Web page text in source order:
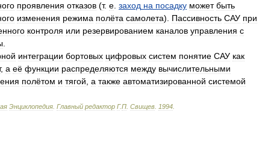
проявления отказов (т. е заход на посадку может быть
изменения режима полёта самолета). Пассивность САУ при
контроля или резервированием каналов управления с
интеграции бортовых цифровых систем понятие САУ как
, а её функции распределяются между вычислительными
полётом и тягой а также автоматизированной системой
Энциклопедия Главный редактор Г.П Свищев 1994